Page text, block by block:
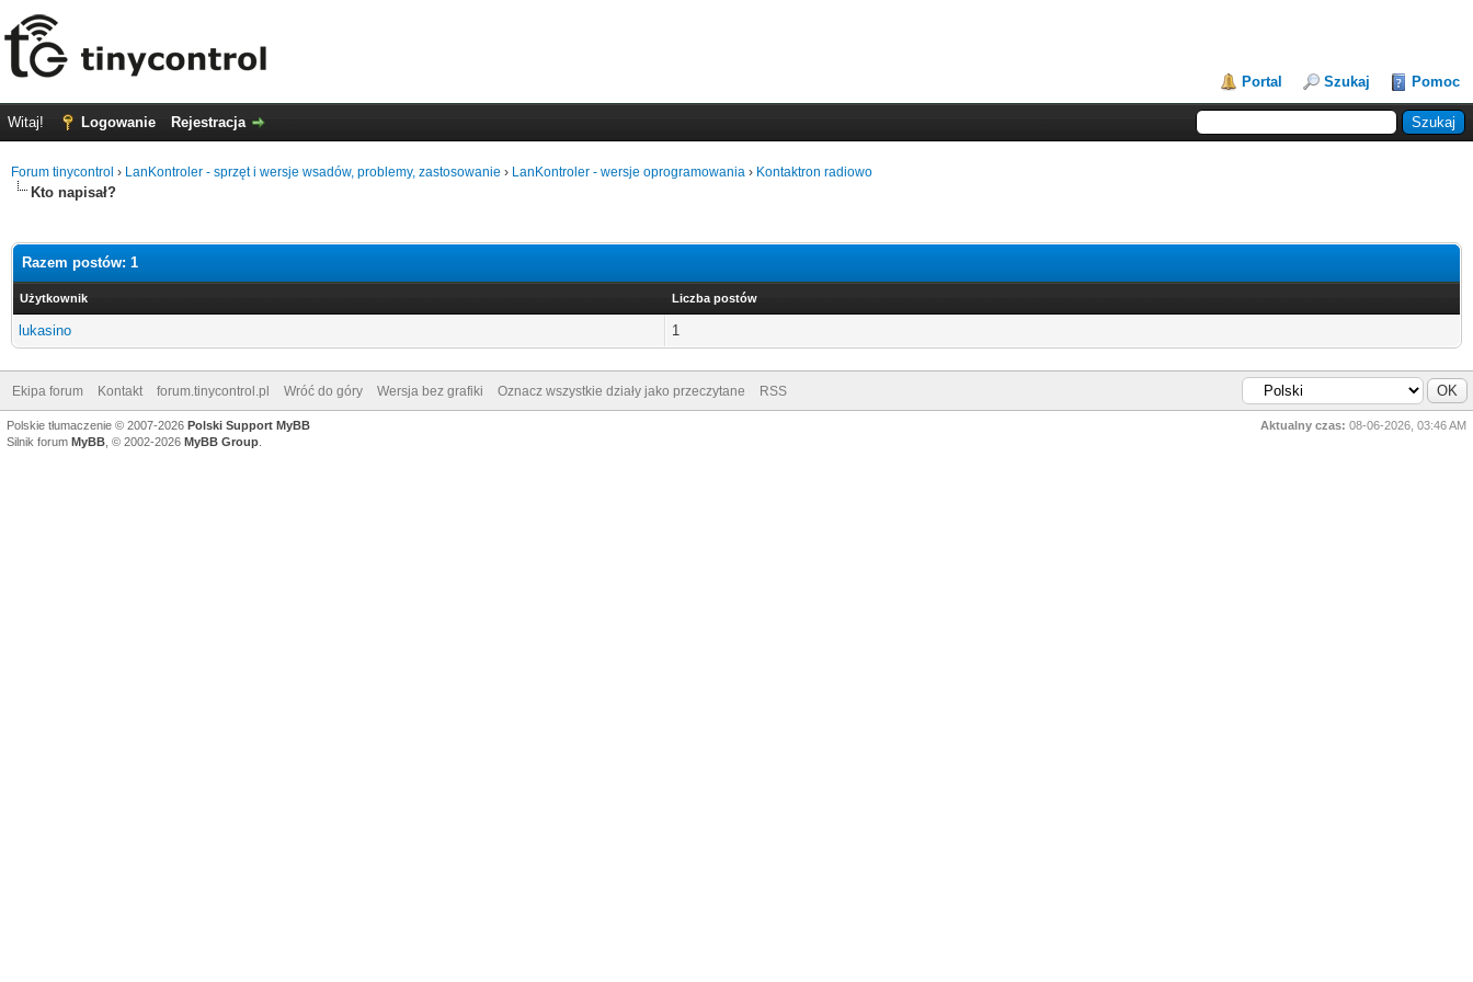
Portal Szukaj Pomoc
Witaj! Logowanie Rejestracja
Forum tinycontrol › LanKontroler - sprzęt i wersje wsadów, problemy, zastosowanie › LanKontroler - wersje oprogramowania › Kontaktron radiowo
Kto napisał?
Razem postów: 1
Użytkownik Liczba postów
lukasino 1
Ekipa forum Kontakt forum.tinycontrol.pl Wróć do góry Wersja bez grafiki Oznacz wszystkie działy jako przeczytane RSS
Aktualny czas: 08-06-2026, 03:46 AM
Polskie tłumaczenie © 2007-2026 Polski Support MyBB
Silnik forum MyBB , © 2002-2026 MyBB Group